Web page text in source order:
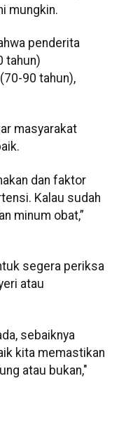
mungkin.
penderita
tahun)
90 tahun),
masyarakat
dan faktor
Kalau sudah
minum obat,”
segera periksa
atau
sebaiknya
kita memastikan
atau bukan,"